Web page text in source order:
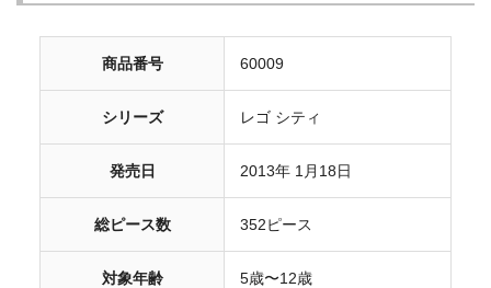
商品番号 60009
シリーズ レゴ シティ
発売日 2013年 1月18日
総ピース数 352ピース
対象年齢 5歳〜12歳